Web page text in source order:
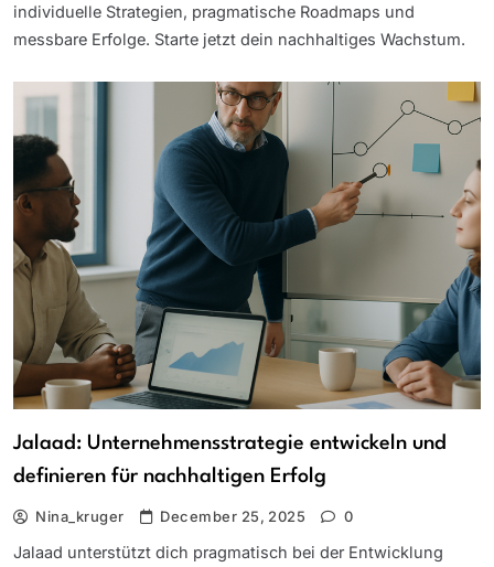
individuelle Strategien, pragmatische Roadmaps und
messbare Erfolge. Starte jetzt dein nachhaltiges Wachstum.
Jalaad: Unternehmensstrategie entwickeln und
definieren für nachhaltigen Erfolg
Nina_kruger December 25, 2025 0
Jalaad unterstützt dich pragmatisch bei der Entwicklung